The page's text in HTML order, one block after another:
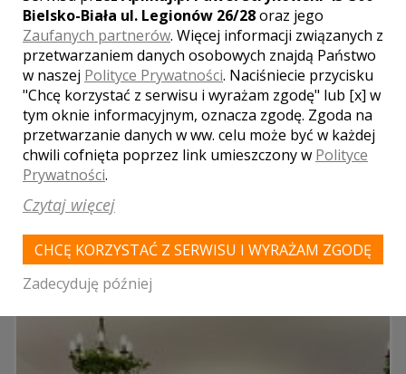
Hotel "Oriza"
Gdów
Hotel Oruiza przygotował specjalnie na organizację przyjęć, salę
konferencyjno-szkoleniową dla 250 gości i salę konferencyjno-
bankietową, kameralną dla 30 osób
miejsca noclegowe
parking
kuchnia
klimatyzacja
Liczba miejsc
250
Bielsko-Biała ul. Legionów 26/28oraz jego
Zaufanych partnerów. Więcej informacji związanych z
przetwarzaniem danych osobowych znajdą Państwo
w naszej Polityce Prywatności. Naciśniecie przycisku
"Chcę korzystać z serwisu i wyrażam zgodę" lub [x] w
tym oknie informacyjnym, oznacza zgodę. Zgoda na
przetwarzanie danych w ww. celu może być w każdej
chwili cofnięta poprzez link umieszczony w Polityce
Prywatności.
Czytaj więcej
CHCĘ KORZYSTAĆ Z SERWISU I WYRAŻAM ZGODĘ
Zadecyduję później